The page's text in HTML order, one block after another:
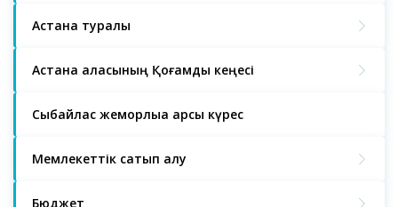
Астана туралы
Астана қаласының Қоғамдық кеңесі
Сыбайлас жемқорлыққа қарсы күрес
Мемлекеттік сатып алу
Бюджет